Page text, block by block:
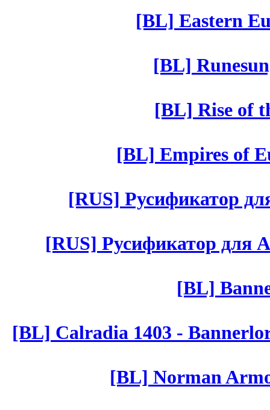
[BL] Eastern
[BL]
[BL] Rise of
[BL] Empires of
[RUS] Русификатор
[RUS] Русификатор для
[BL]
[BL] Calradia 1403 -
[BL] Norman